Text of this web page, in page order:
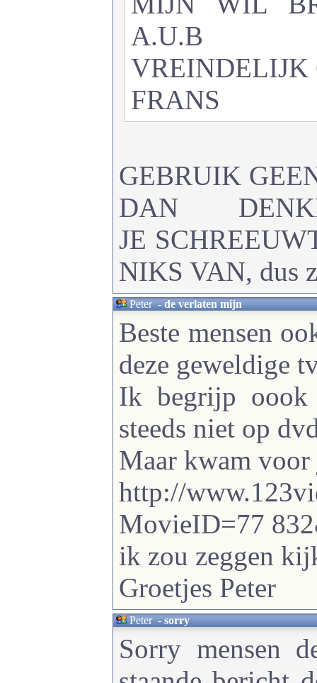
A.U.B
VREINDELIJK
FRANS
GEBRUIK
DAN
JE
NIKS VAN, dus
Peter-de verlaten mijn
Beste mensen
deze geweldige
Ik begrijp
steeds niet op
Maar kwam
http://
MovieID=77
ik zou zeggen
Groetjes Peter
Peter-sorry
Sorry mensen